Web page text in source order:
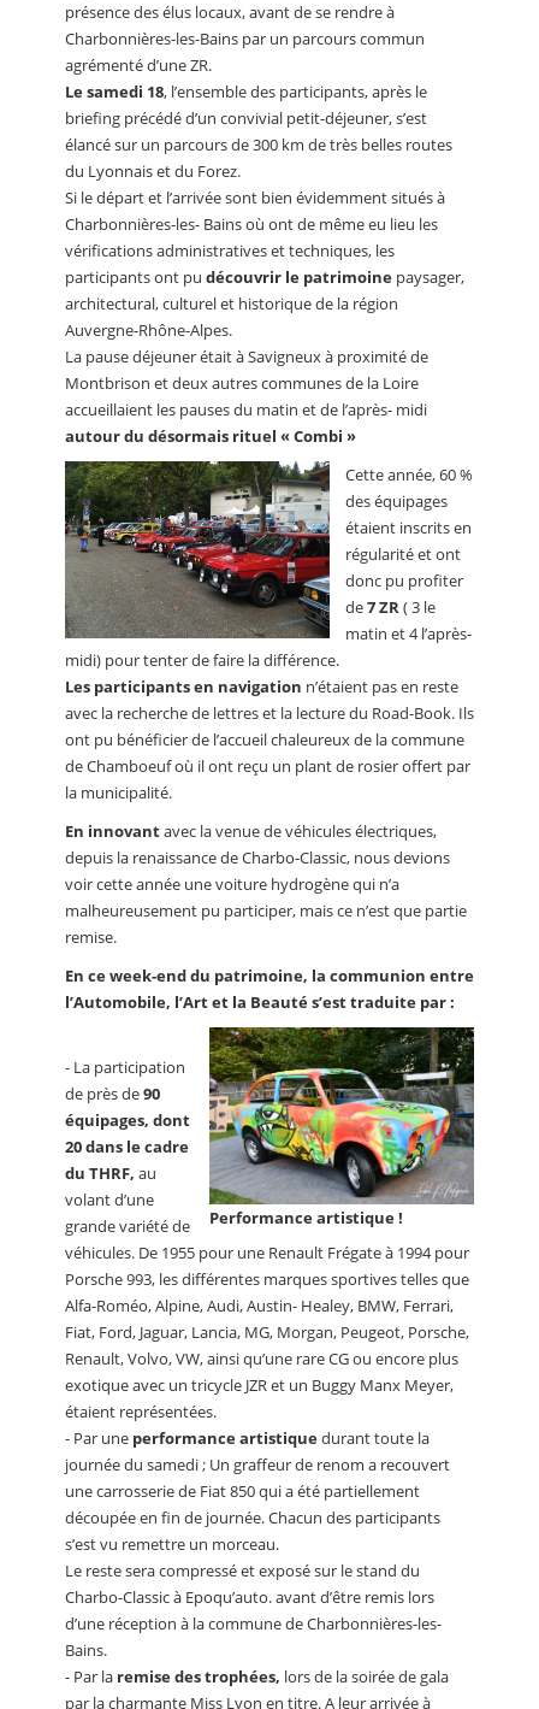
présence des élus locaux, avant de se rendre à
Charbonnières-les-Bains par un parcours commun
agrémenté d’une ZR.
Le samedi 18, l’ensemble des participants, après le
briefing précédé d’un convivial petit-déjeuner, s’est
élancé sur un parcours de 300 km de très belles routes
du Lyonnais et du Forez.
Si le départ et l’arrivée sont bien évidemment situés à
Charbonnières-les- Bains où ont de même eu lieu les
vérifications administratives et techniques, les
participants ont pu découvrir le patrimoine paysager,
architectural, culturel et historique de la région
Auvergne-Rhône-Alpes.
La pause déjeuner était à Savigneux à proximité de
Montbrison et deux autres communes de la Loire
accueillaient les pauses du matin et de l’après- midi
autour du désormais rituel « Combi »
Cette année, 60 %
des équipages
étaient inscrits en
régularité et ont
donc pu profiter
de7 ZR( 3 le
matin et 4 l’après-
midi) pour tenter de faire la différence.
Les participants en navigation n’étaient pas en reste
avec la recherche de lettres et la lecture du Road-Book. Ils
ont pu bénéficier de l’accueil chaleureux de la commune
de Chamboeuf où il ont reçu un plant de rosier offert par
la municipalité.
En innovantavec la venue de véhicules électriques,
depuis la renaissance de Charbo-Classic, nous devions
voir cette année une voiture hydrogène qui n’a
malheureusement pu participer, mais ce n’est que partie
remise.
En ce week-end du patrimoine, la communion entre
l’Automobile, l’Art et la Beauté s’est traduite par :
Performance artistique !
- La participation
de près de90
équipages, dont
20 dans le cadre
du THRF, au
volant d’une
grande variété de
véhicules. De 1955 pour une Renault Frégate à 1994 pour
Porsche 993, les différentes marques sportives telles que
Alfa-Roméo, Alpine, Audi, Austin- Healey, BMW, Ferrari,
Fiat, Ford, Jaguar, Lancia, MG, Morgan, Peugeot, Porsche,
Renault, Volvo, VW, ainsi qu’une rare CG ou encore plus
exotique avec un tricycle JZR et un Buggy Manx Meyer,
étaient représentées.
- Par une performance artistiquedurant toute la
journée du samedi ; Un graffeur de renom a recouvert
une carrosserie de Fiat 850 qui a été partiellement
découpée en fin de journée. Chacun des participants
s’est vu remettre un morceau.
Le reste sera compressé et exposé sur le stand du
Charbo-Classic à Epoqu’auto. avant d’être remis lors
d’une réception à la commune de Charbonnières-les-
Bains.
- Par la remise des trophées, lors de la soirée de gala
par la charmante Miss Lyon en titre. A leur arrivée à